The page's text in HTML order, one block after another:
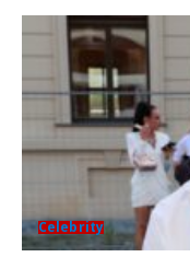
Celebrity